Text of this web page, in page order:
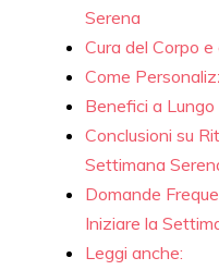
Serena
Cura del Corpo
Come
Benefici a
Conclusioni su
Settimana
Domande
Iniziare la
Leggi anche: